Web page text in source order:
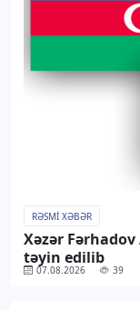
RƏSMI XƏBƏR
Xəzər
təyin edilib
07.08.2026 39